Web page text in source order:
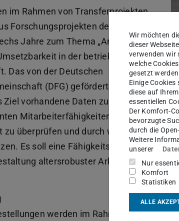
im Rahmen von Transferprojekten
Forschungsprojekten der
Jahre zum Thema „Arbeit und
in der betrieblichen
Das von der Deutschen
(DFG) geförderte 3-jährige
Ziel vorhandene Daten zu
Mitarbeiterfähigkeiten auf ihre
zu überprüfen und durch weitere
Es soll eine Fähigkeitsdatenbank
altersrobuster Arbeitsplätze
werden im Rahmen dieses
Wir möchten
dieser
verwenden wir
welche
gesetzt
Einige
diese auf
essentiellen
Der Komfort-
bevorzugte
durch die
Weitere
unserer
Nur
Komfort
Statistiken
ALLE